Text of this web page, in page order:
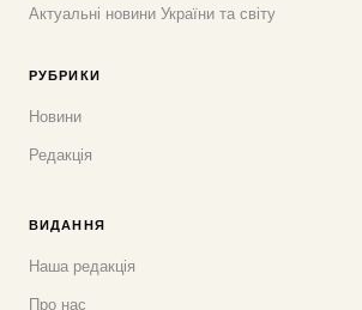
Актуальні новини України та світу
РУБРИКИ
Новини
Редакція
ВИДАННЯ
Наша редакція
Про нас